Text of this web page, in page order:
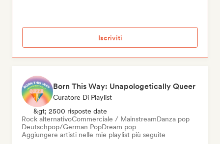
Iscriviti
Born This Way: Unapologetically Queer
Curatore Di Playlist
&gt; 2500 risposte date
Rock alternativoCommerciale / MainstreamDanza pop
Deutschpop/German PopDream pop
Aggiungere artisti nelle mie playlist più seguite